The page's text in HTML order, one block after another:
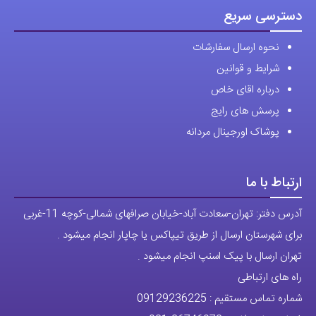
دسترسی سریع
نحوه ارسال سفارشات
شرایط و قوانین
درباره اقای خاص
پرسش های رایج
پوشاک اورجینال مردانه
ارتباط با ما
آدرس دفتر: تهران-سعادت آباد-خیابان صرافهای شمالی-کوچه 11-غربی
برای شهرستان ارسال از طریق تیپاکس یا چاپار انجام میشود .
تهران ارسال با پیک اسنپ انجام میشود .
راه های ارتباطی
شماره تماس مستقیم : 09129236225